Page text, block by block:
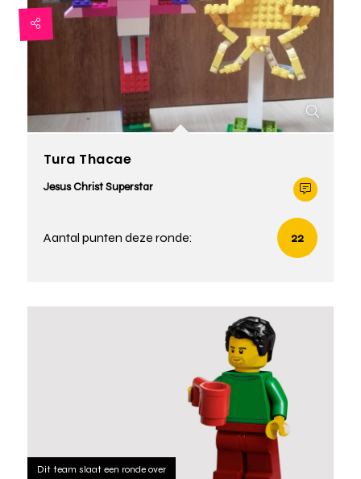
Tura Thacae
Jesus Christ Superstar
Aantal punten deze ronde: 22
Dit team slaat een ronde over